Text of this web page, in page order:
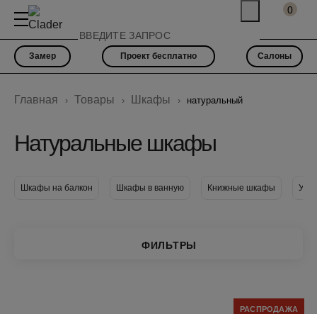
0
Замер Проект бесплатно Салоны
Главная Товары Шкафы натуральный
Натуральные шкафы
Шкафы на балкон Шкафы в ванную Книжные шкафы
ФИЛЬТРЫ
РАСПРОДАЖА